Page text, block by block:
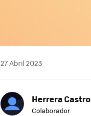
27 Abril 2023
Herrera Castro
Colaborador